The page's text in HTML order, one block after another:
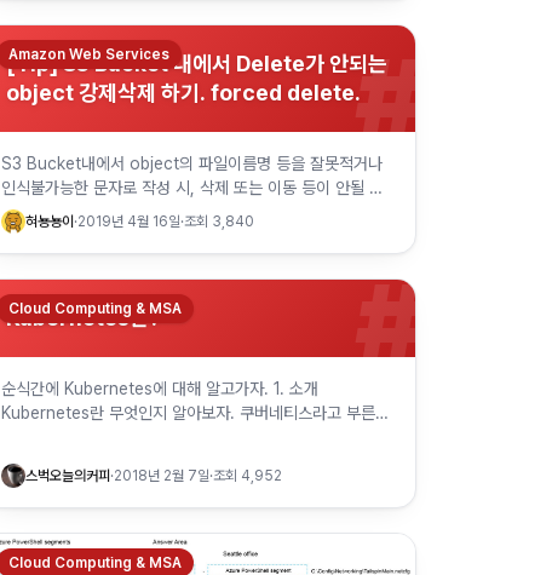
[Tip] S3 Bucket 내에서 Delete가 안되는
object 강제삭제 하기. forced delete.#
Amazon Web Services
S3 Bucket내에서 object의 파일이름명 등을 잘못적거나
인식불가능한 문자로 작성 시, 삭제 또는 이동 등이 안될 수
가 있다. 그럴 경우에는 다음의 cli를 이용하여서 강제삭제를
수행할 수 …
혀뇽뇽이·2019년 4월 16일·조회 3,840
Kubernetes란? #
Cloud Computing & MSA
순식간에 Kubernetes에 대해 알고가자. 1. 소개
Kubernetes란 무엇인지 알아보자. 쿠버네티스라고 부른다.
해사라는 뜻을…
스벅오늘의커피·2018년 2월 7일·조회 4,952
Cloud Computing & MSA